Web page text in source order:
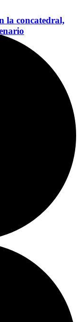
la concatedral,